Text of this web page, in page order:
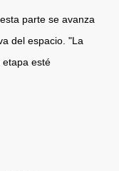
parte se avanza
del espacio. "La
etapa esté